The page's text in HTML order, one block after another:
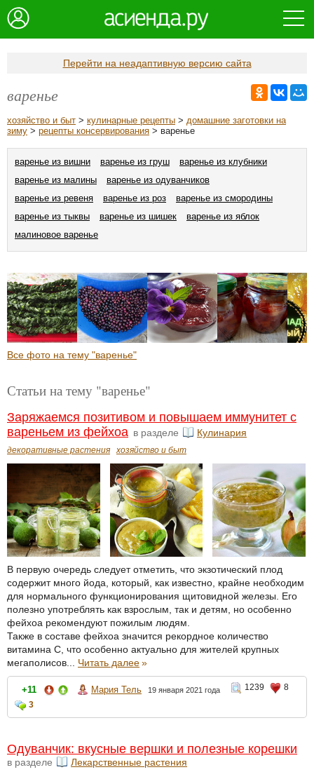
Перейти на неадаптивную версию сайта
варенье
хозяйство и быт > кулинарные рецепты > домашние заготовки на
зиму > рецепты консервирования > варенье
варенье из вишни варенье из груш
варенье из клубники
варенье из малины
варенье из одуванчиков
варенье из ревеня
варенье из роз
варенье из смородины
варенье из тыквы
варенье из шишек
варенье из яблок
малиновое варенье
Все фото на тему "варенье"
Статьи на тему "варенье"
Заряжаемся позитивом и повышаем иммунитет с
вареньем из фейхоа в разделе Кулинария
декоративные растения хозяйство и быт
В первую очередь следует отметить, что экзотический плод
содержит много йода, который, как известно, крайне необходим
для нормального функционирования щитовидной железы. Его
полезно употреблять как взрослым, так и детям, но особенно
фейхоа рекомендуют пожилым людям.
Также в составе фейхоа значится рекордное количество
витамина С, что особенно актуально для жителей крупных
мегаполисов... Читать далее»
+11 Мария Тель 19 января 2021 года 1239
8
3
Одуванчик: вкусные вершки и полезные корешки
в разделе Лекарственные растения